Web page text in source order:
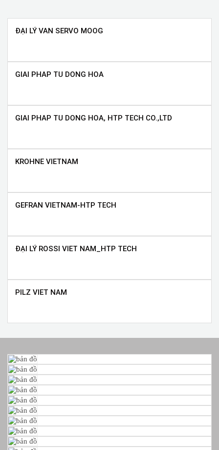
ĐẠI LÝ VAN SERVO MOOG
GIAI PHAP TU DONG HOA
GIAI PHAP TU DONG HOA, HTP TECH CO.,LTD
KROHNE VIETNAM
GEFRAN VIETNAM-HTP TECH
ĐẠI LÝ ROSSI VIET NAM_HTP TECH
PILZ VIET NAM